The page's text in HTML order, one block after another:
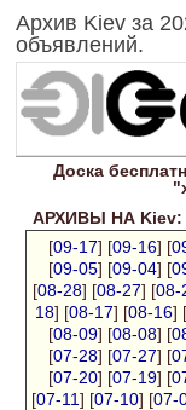
Архив Kiev за
объявлений.
Доска
АРХИВЫ НА Kiev:
[09-17] [09-16] [
[09-05] [09-04] [
[08-28] [08-27] [08-
18] [08-17] [08-16] [
[08-09] [08-08] [
[07-28] [07-27] [
[07-20] [07-19] [
[07-11] [07-10] [07-